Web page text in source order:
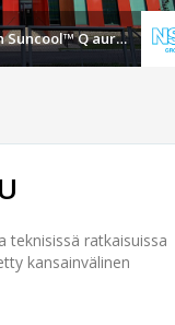
Pilkington Suncool™ Q auringonsuojalasit
teknisissä ratkaisuissa
kansainvälinen